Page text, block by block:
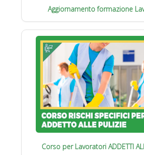
Aggiornamento formazione
Corso per Lavoratori ADDETTI